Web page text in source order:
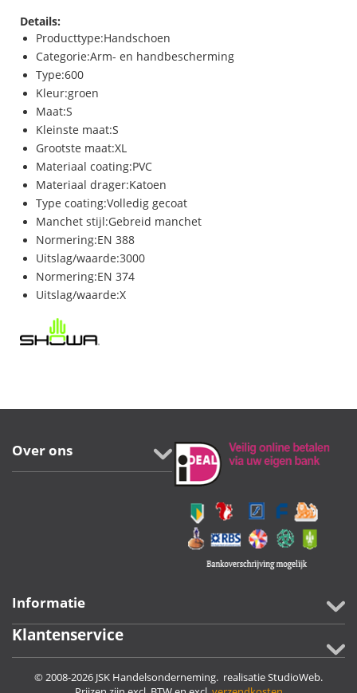
Details:
Producttype:Handschoen
Categorie:Arm- en handbescherming
Type:600
Kleur:groen
Maat:S
Kleinste maat:S
Grootste maat:XL
Materiaal coating:PVC
Materiaal drager:Katoen
Type coating:Volledig gecoat
Manchet stijl:Gebreid manchet
Normering:EN 388
Uitslag/waarde:3000
Normering:EN 374
Uitslag/waarde:X
Over ons
Informatie
Klantenservice
© 2008-2026 JSK Handelsonderneming. realisatieStudioWeb.